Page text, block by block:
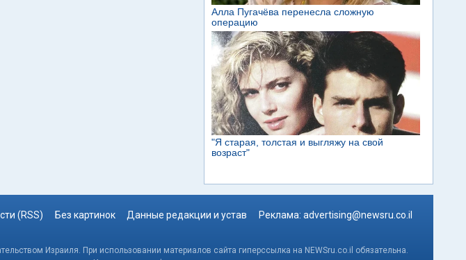
(RSS) Без картинок Данные редакции и устав Реклама: advertising@newsru.co.il
Израиля. При использовании материалов сайта гиперссылка на NEWSru.co.il обязательна.